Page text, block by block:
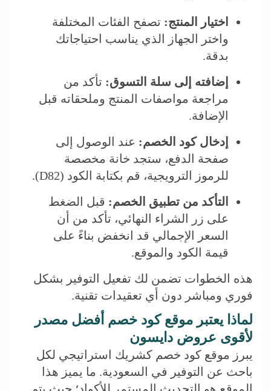
اختيار المنتج: تصفح الفئات المختلفة
واختر الجهاز الذي يناسب احتياجاتك
بدقة.
إضافته إلى سلة التسوق: تأكد من
مراجعة مواصفات المنتج وملحقاته قبل
الإضافة.
إدخال كود الخصم: عند الوصول إلى
صفحة الدفع، ستجد خانة مخصصة
للرموز الترويجية، قم بكتابة الكود (D82).
التأكد من تطبيق الخصم: قبل الضغط
على زر الشراء النهائي، تأكد من أن
السعر الإجمالي قد انخفض بناءً على
قيمة الكود والموقع.
هذه الخطوات تضمن لك تفعيل التوفير بشكل
فوري ومباشر دون أي تعقيدات تقنية.
لماذا يعتبر موقع كود خصم أفضل مصدر
لأقوى عروض دايسون
يبرز موقع كود خصم كشريك استراتيجي لكل
باحث عن التوفير في السعودية. ما يميز هذا
الموقع هو التحديث المستمر للأكواد؛ حيث يتم